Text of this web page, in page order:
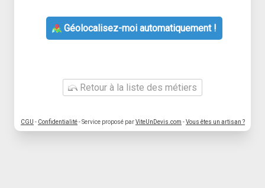
Géolocalisez-moi automatiquement !
Retour à la liste des métiers
CGU - Confidentialité- Service proposé parViteUnDevis.com -Vous êtes un artisan ?